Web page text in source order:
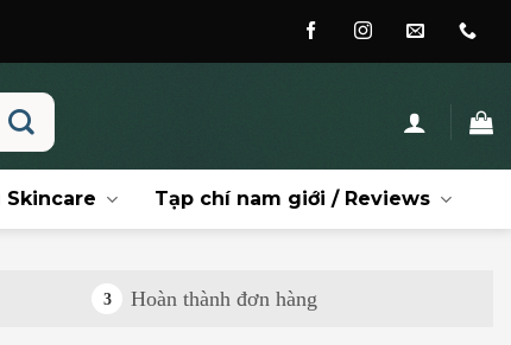
Skincare Tạp chí nam giới / Reviews
3 Hoàn thành đơn hàng